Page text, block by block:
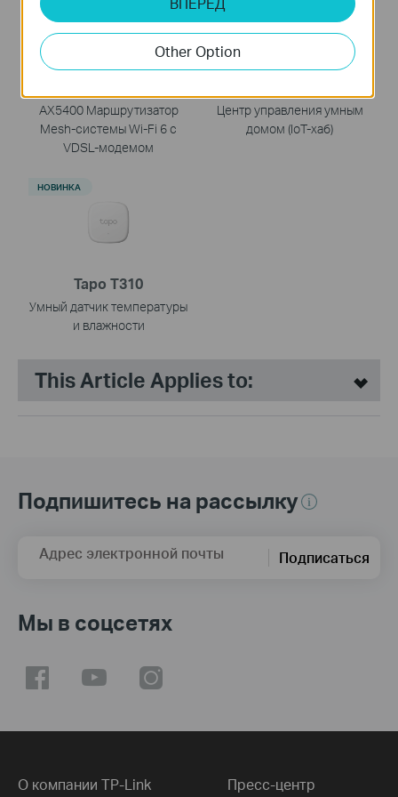
AX5400 Маршрутизатор
Mesh-системы Wi-Fi 6 с
VDSL-модемом
Центр управления умным
домом (IoT-хаб)
Tapo T310
Умный датчик температуры
и влажности
НОВИНКА
This Article Applies to:
Подпишитесь на рассылку
Адрес электронной почты Подписаться
Мы в соцсетях
О компании TP-Link Пресс-центр
Other Option